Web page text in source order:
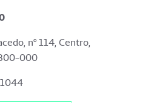
nº 114, Centro,
000